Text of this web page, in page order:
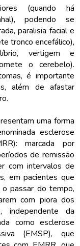
(quando há
podendo se
paralisia facial e
tronco encefálico),
vertigem e
o cerebelo).
é importante
além de afastar
uma forma
esclerose
marcada por
de remissão
com intervalos de
em pacientes que
o passar do tempo,
com piora dos
independente da
como esclerose
(EMSP), que